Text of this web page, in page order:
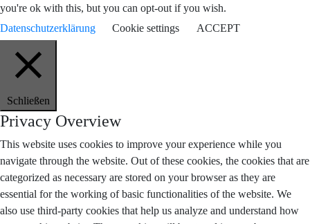
you're ok with this, but you can opt-out if you wish.
Datenschutzerklärung
Cookie settings ACCEPT
Schließen
Privacy Overview
This website uses cookies to improve your experience while you
navigate through the website. Out of these cookies, the cookies that are
categorized as necessary are stored on your browser as they are
essential for the working of basic functionalities of the website. We
also use third-party cookies that help us analyze and understand how